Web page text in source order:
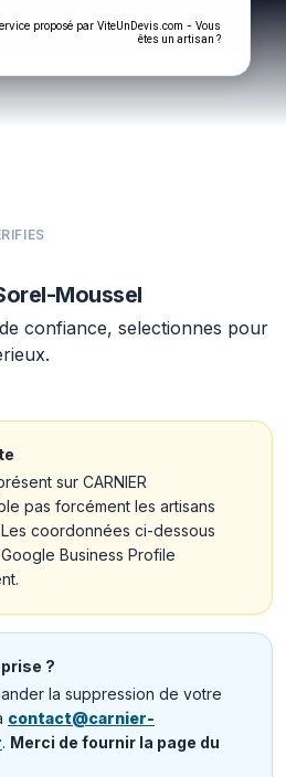
proposé par ViteUnDevis.com - Vous
êtes un artisan ?
Moussel
confiance, selectionnes pour
sur CARNIER
pas forcément les artisans
coordonnées ci-dessous
Business Profile
?
la suppression de votre
contact@carnier-
. Merci de fournir la page du